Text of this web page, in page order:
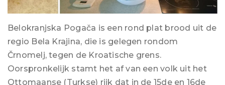
Belokranjska Pogača is een rond plat brood uit de
regio Bela Krajina, die is gelegen rondom
Črnomelj, tegen de Kroatische grens.
Oorspronkelijk stamt het af van een volk uit het
Ottomaanse (Turkse) rijk dat in de 15de en 16de